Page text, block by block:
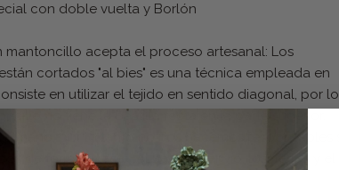
con doble vuelta y Borlón
mantoncillo acepta el proceso artesanal: Los
cortados "al bies" es una técnica empleada en
en utilizar el tejido en sentido diagonal, por lo
no tiene la bastilla recta en la parte superior.
a mano, por lo tanto no nos hacemos responsables si
de forma exacta. Al hacer el envío, los flecos y el